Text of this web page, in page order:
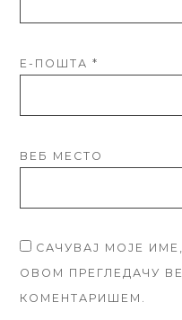
Е-ПОШТА*
ВЕБ МЕСТО
САЧУВАЈ МОЈЕ
ОВОМ ПРЕГЛЕДАЧУ
КОМЕНТАРИШЕМ.